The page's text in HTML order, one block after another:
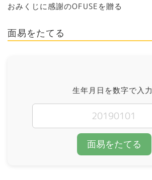
おみくじに感謝のOFUSEを贈る
面易をたてる
生年月日を数字で入力
面易をたてる